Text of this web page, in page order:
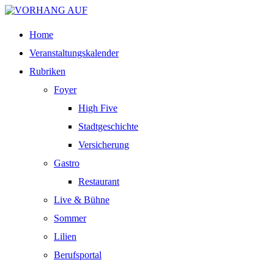
Home
Veranstaltungskalender
Rubriken
Foyer
High Five
Stadtgeschichte
Versicherung
Gastro
Restaurant
Live & Bühne
Sommer
Lilien
Berufsportal